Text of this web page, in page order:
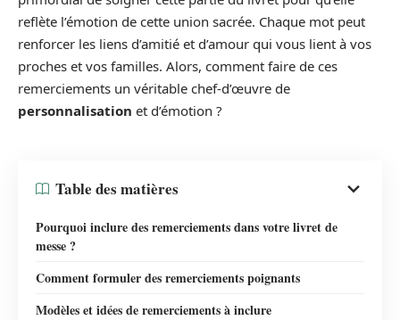
reflète l’émotion de cette union sacrée. Chaque mot peut
renforcer les liens d’amitié et d’amour qui vous lient à vos
proches et vos familles. Alors, comment faire de ces
remerciements un véritable chef-d’œuvre de
personnalisation et d’émotion ?
Table des matières
Pourquoi inclure des remerciements dans votre livret de
messe ?
Comment formuler des remerciements poignants
Modèles et idées de remerciements à inclure